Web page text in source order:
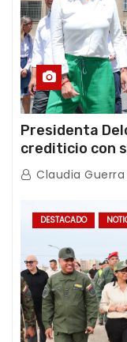
Presidenta
crediticio con
con Juntas de
Claudia
DESTACADO